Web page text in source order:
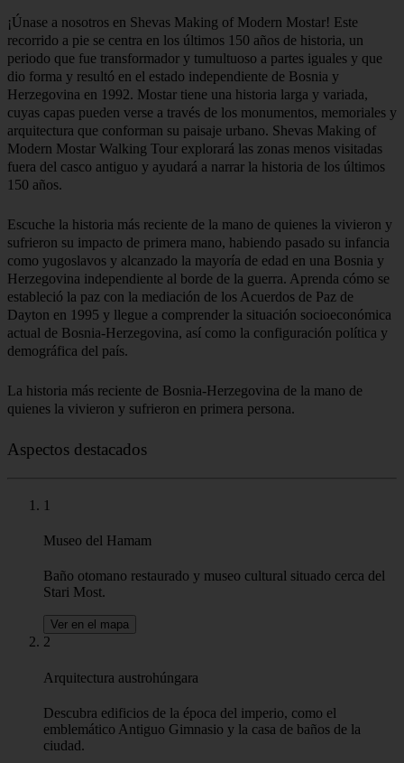
¡Únase a nosotros en Shevas Making of Modern Mostar! Este
recorrido a pie se centra en los últimos 150 años de historia, un
periodo que fue transformador y tumultuoso a partes iguales y que
dio forma y resultó en el estado independiente de Bosnia y
Herzegovina en 1992. Mostar tiene una historia larga y variada,
cuyas capas pueden verse a través de los monumentos, memoriales y
arquitectura que conforman su paisaje urbano. Shevas Making of
Modern Mostar Walking Tour explorará las zonas menos visitadas
fuera del casco antiguo y ayudará a narrar la historia de los últimos
150 años.
Escuche la historia más reciente de la mano de quienes la vivieron y
sufrieron su impacto de primera mano, habiendo pasado su infancia
como yugoslavos y alcanzado la mayoría de edad en una Bosnia y
Herzegovina independiente al borde de la guerra. Aprenda cómo se
estableció la paz con la mediación de los Acuerdos de Paz de
Dayton en 1995 y llegue a comprender la situación socioeconómica
actual de Bosnia-Herzegovina, así como la configuración política y
demográfica del país.
La historia más reciente de Bosnia-Herzegovina de la mano de
quienes la vivieron y sufrieron en primera persona.
Aspectos destacados
1
Museo del Hamam
Baño otomano restaurado y museo cultural situado cerca del
Stari Most.
Ver en el mapa
2
Arquitectura austrohúngara
Descubra edificios de la época del imperio, como el
emblemático Antiguo Gimnasio y la casa de baños de la
ciudad.